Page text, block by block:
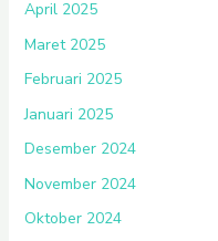
April 2025
Maret 2025
Februari 2025
Januari 2025
Desember 2024
November 2024
Oktober 2024